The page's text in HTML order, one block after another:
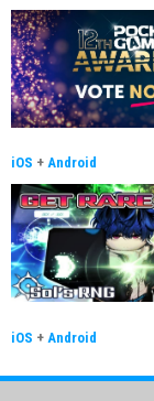
iOS + Android
iOS + Android